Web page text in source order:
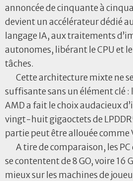
annoncée de cinquante à
devient un accélérateur dédié
langage IA, aux traitements
autonomes, libérant le CPU et
tâches.
Cette architecture mixte ne
suffisante sans un élément clé
AMD a fait le choix audacieux
vingt-huit gigaoctets de
partie peut être allouée comme
A tire de comparaison, les
se contentent de 8 GO, voire 16
mieux sur les machines de